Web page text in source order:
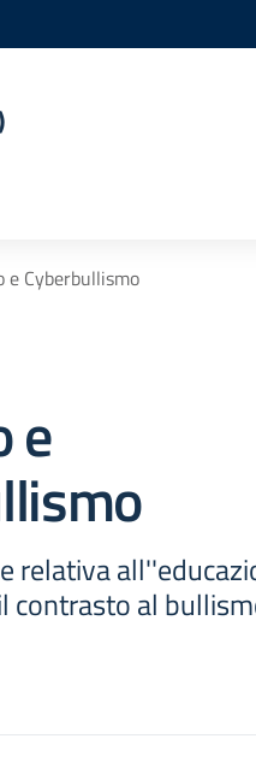
e Cyberbullismo
e
relativa
contrasto al